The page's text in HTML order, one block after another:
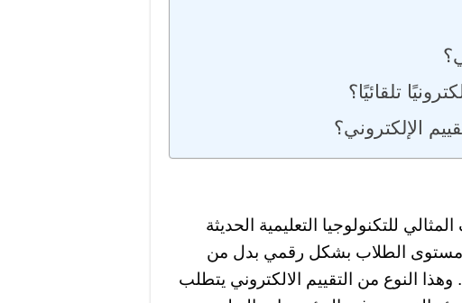
للتكنولوجيا التعليمية الحديثة
مستوى الطلاب بشكل رقمي بدل من
وهذا النوع من التقييم الالكتروني يتطلب